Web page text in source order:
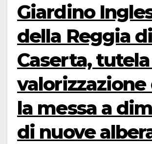
Giardino
della Reggia di
Caserta,
valorizzazione
la messa a
di nuove